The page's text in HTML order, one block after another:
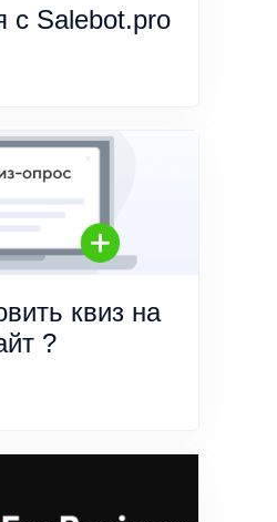
с Salebot.pro
квиз на
?